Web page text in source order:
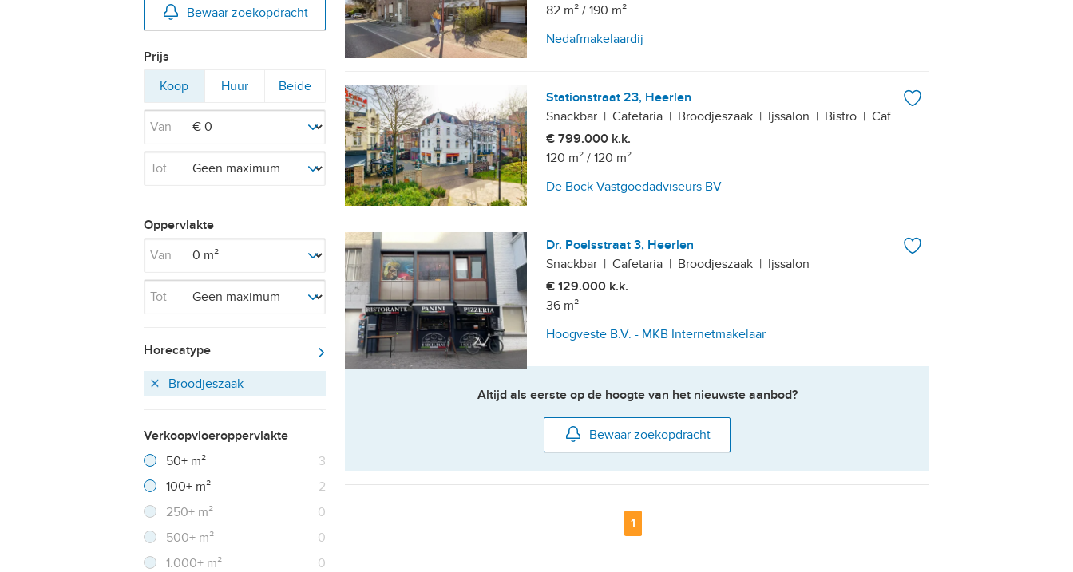
Bewaar zoekopdracht
Prijs
Filter
op
Koop
Filter
Huur
Filter
Beide
Van
Tot
Oppervlakte
Van
Tot
Horecatype
Broodjeszaak
Verkoopvloeroppervlakte
Filter verwijderen
50+ m² 3
Resultaten
100+ m²
2
Resultaten
250+ m²
0
Resultaten
500+ m²
0
Resultaten
1.000+ m²
0
Resultaten
82 m² / 190 m²
Nedafmakelaardij
Stationstraat 23, Heerlen
Snackbar | Cafetaria | Broodjeszaak | Ijssalon | Bistro | Café-restaurant
€ 799.000 k.k.
120 m² / 120 m²
De Bock Vastgoedadviseurs BV
Dr. Poelsstraat 3, Heerlen
Snackbar | Cafetaria | Broodjeszaak | Ijssalon
€ 129.000 k.k.
36 m²
Hoogveste B.V. - MKB Internetmakelaar
Altijd als eerste op de hoogte van het nieuwste aanbod?
Bewaar zoekopdracht
Pagina
1